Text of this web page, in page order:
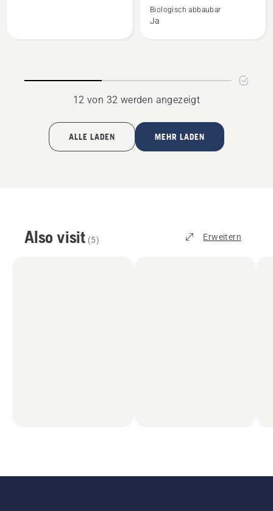
Bio-
Kettenöl
Biologisch abbaubar
Ja
12 von 32 werden angezeigt
ALLE LADEN MEHR LADEN
Also visit (5) Erweitern